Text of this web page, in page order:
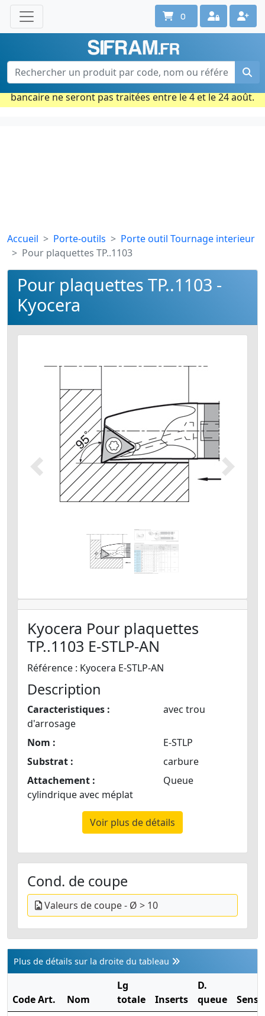
Une question ? Un conseil ?
Contactez-nous au 02 40 92 17 71
Ouvert du lun. au vend. de 08h à 18h
Période estivale : Les commandes prises par carte
bancaire ne seront pas traitées entre le 4 et le 24 août.
0
Accueil Porte-outils
Porte outil Tournage interieur
Pour plaquettes TP..1103
Pour plaquettes TP..1103 -
Kyocera
Précédent Suivant
Kyocera Pour plaquettes
TP..1103 E-STLP-AN
Référence : Kyocera E-STLP-AN
Description
Caracteristiques :
avec trou
d'arrosage
Nom :
E-STLP
Substrat :
carbure
Attachement :
Queue
cylindrique avec méplat
Voir plus de détails
Cond. de coupe
Valeurs de coupe - Ø > 10
Plus de détails sur la droite du tableau
Code Art. Nom
Lg
totale
Inserts
D.
queue
Sens